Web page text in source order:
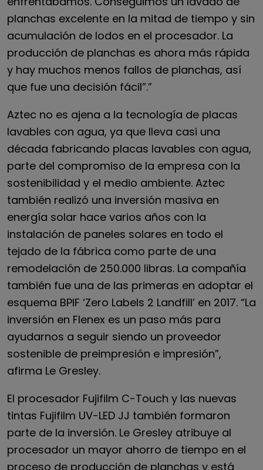
planchas excelente en la mitad de tiempo y sin
acumulación de lodos en el procesador. La
producción de planchas es ahora más rápida
y hay muchos menos fallos de planchas, así
que fue una decisión fácil”.”
Aztec no es ajena a la tecnología de placas
lavables con agua, ya que lleva casi una
década fabricando placas lavables con agua,
parte del compromiso de la empresa con la
sostenibilidad y el medio ambiente. Aztec
también realizó una inversión masiva en
energía solar hace varios años con la
instalación de paneles solares en todo el
tejado de la fábrica como parte de una
remodelación de 250.000 libras. La compañía
también fue una de las primeras en adoptar el
esquema BPIF ‘Zero Labels 2 Landfill’ en 2017. “La
inversión en Flenex es un paso más para
ayudarnos a seguir siendo un proveedor
sostenible de preimpresión e impresión”,
afirma Le Gresley.
El procesador Fujifilm C-Touch y las nuevas
tintas Fujifilm UV-LED JJ también formaron
parte de la inversión. Le Gresley atribuye al
procesador un mayor ahorro de tiempo en el
proceso de producción de planchas y está